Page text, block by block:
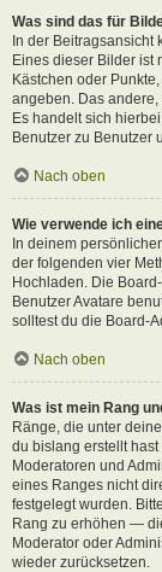
Was sind das für
In der Beitragsansicht
Eines dieser Bilder ist
Kästchen oder
angeben. Das andere,
Es handelt sich
Benutzer zu Benutzer
Nach oben
Wie verwende ich
In deinem
der folgenden vier
Hochladen. Die
Benutzer Avatare
solltest du die Board-
Nach oben
Was ist mein Rang
Ränge, die unter
du bislang erstellt
Moderatoren und
eines Ranges nicht
festgelegt wurden.
Rang zu erhöhen —
Moderator oder
wieder zurücksetzen.